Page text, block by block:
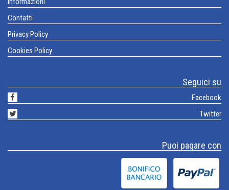
Contatti
Privacy Policy
Cookies Policy
Seguici su
Facebook
Twitter
Puoi pagare con